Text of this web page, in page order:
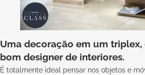
Uma decoração em um
bom designer de interiores.
É totalmente ideal pensar nos objetos e